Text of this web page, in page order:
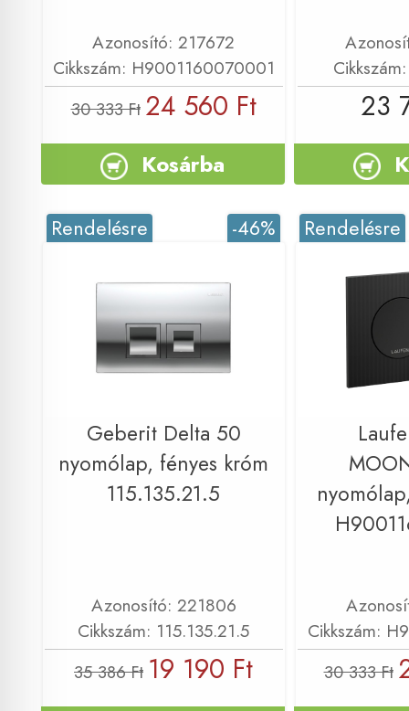
Azonosító: 217672
Cikkszám: H9001160070001
30 333 Ft 24 560 Ft
Kosárba
23
-46%
Rendelésre
Geberit Delta 50
nyomólap, fényes króm
115.135.21.5
Azonosító: 221806
Cikkszám: 115.135.21.5
35 386 Ft 19 190 Ft
Rendelésre
Cikkszám:
30 333 Ft